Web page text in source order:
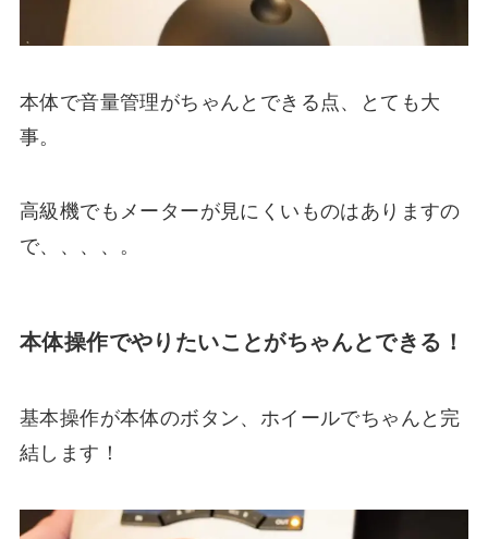
本体で音量管理がちゃんとできる点、とても大
事。
高級機でもメーターが見にくいものはありますの
で、、、、。
本体操作でやりたいことがちゃんとできる！
基本操作が本体のボタン、ホイールでちゃんと完
結します！